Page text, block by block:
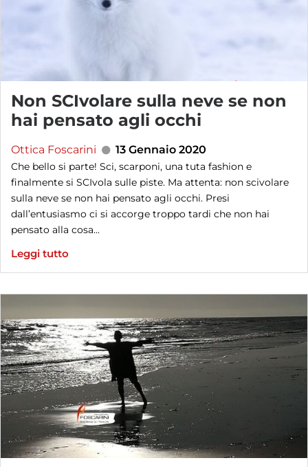
Non SCIvolare sulla neve se non
hai pensato agli occhi
Ottica Foscarini 13 Gennaio 2020
Che bello si parte! Sci, scarponi, una tuta fashion e
finalmente si SCIvola sulle piste. Ma attenta: non scivolare
sulla neve se non hai pensato agli occhi. Presi
dall’entusiasmo ci si accorge troppo tardi che non hai
pensato alla cosa...
Leggi tutto